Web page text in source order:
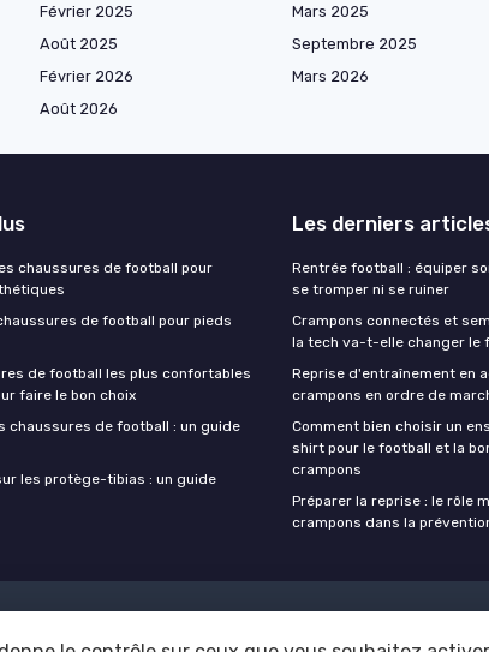
Février 2025 Mars 2025
Août 2025 Septembre 2025
Février 2026 Mars 2026
Août 2026
chaussures de football pour
de football pour pieds
de football les plus confortables
faire le bon choix
chaussures de football : un guide
les protège-tibias : un guide
Les derniers
Rentrée football : équiper
se tromper ni se ruiner
Crampons connectés et
la tech va-t-elle changer le
Reprise d'entraînement en
crampons en ordre de
Comment bien choisir un
shirt pour le football et la
crampons
Préparer la reprise : le rôle
crampons dans la